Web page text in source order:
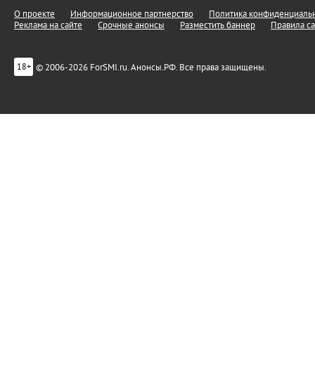
О проекте Информационное партнерство
Политика
Реклама на сайте
Срочные анонсы Разместить баннер Правила
18+ © 2006-2026 ForSMI.ru. Анонсы.РФ. Все права защищены.